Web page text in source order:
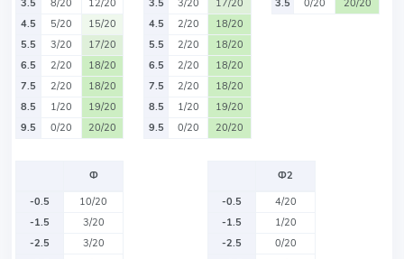
3.5
8/20
12/20
4.5
5/20
15/20
5.5
3/20
17/20
6.5
2/20
18/20
7.5
2/20
18/20
8.5
1/20
19/20
9.5
0/20 20/20
3.5
3/20
17/20
4.5
2/20
18/20
5.5
2/20
18/20
6.5
2/20
18/20
7.5
2/20
18/20
8.5
1/20
19/20
9.5
0/20 20/20
3.5
0/20 20/20
Ф
-0.5
10/20
-1.5
3/20
-2.5
3/20
Ф2
-0.5
4/20
-1.5
1/20
-2.5
0/20